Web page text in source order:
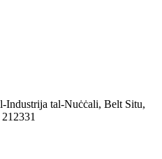
Industrija tal-Nuċċali, Belt Situ,